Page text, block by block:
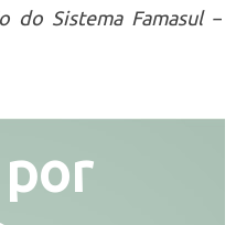
do Sistema Famasul –